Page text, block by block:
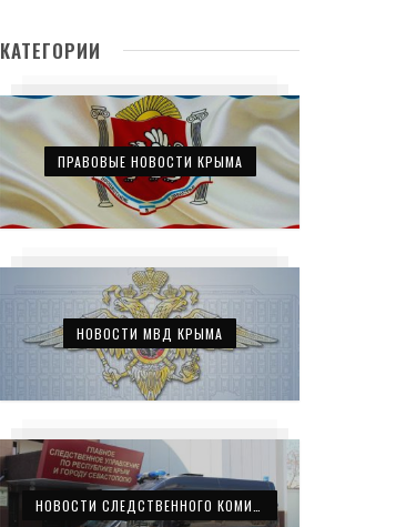
КАТЕГОРИИ
ПРАВОВЫЕ НОВОСТИ КРЫМА
НОВОСТИ МВД КРЫМА